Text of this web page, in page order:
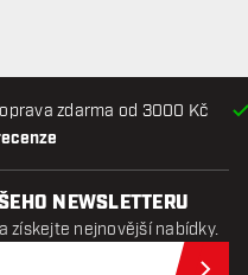
zdarma od 3000 Kč
NEWSLETTERU
získejte nejnovější nabídky.